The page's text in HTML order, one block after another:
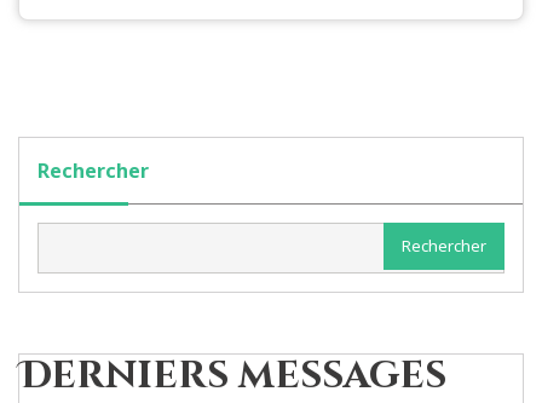
Rechercher
Rechercher
Derniers messages